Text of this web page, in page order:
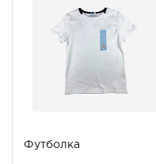
Футболка